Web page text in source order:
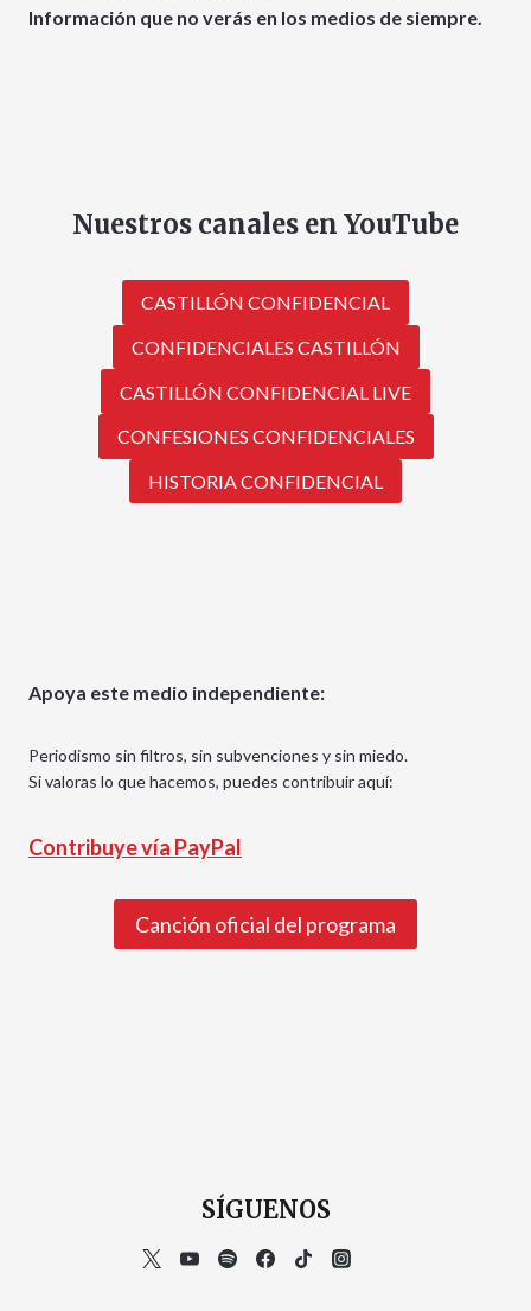
Información que no verás en los medios de siempre.
Nuestros canales en YouTube
CASTILLÓN CONFIDENCIAL
CONFIDENCIALES CASTILLÓN
CASTILLÓN CONFIDENCIAL LIVE
CONFESIONES CONFIDENCIALES
HISTORIA CONFIDENCIAL
Apoya este medio independiente:
Periodismo sin filtros, sin subvenciones y sin miedo.
Si valoras lo que hacemos, puedes contribuir aquí:
Contribuye vía PayPal
Canción oficial del programa
SÍGUENOS